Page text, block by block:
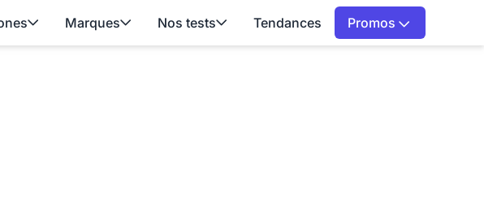
Marques Nos tests Tendances Promos